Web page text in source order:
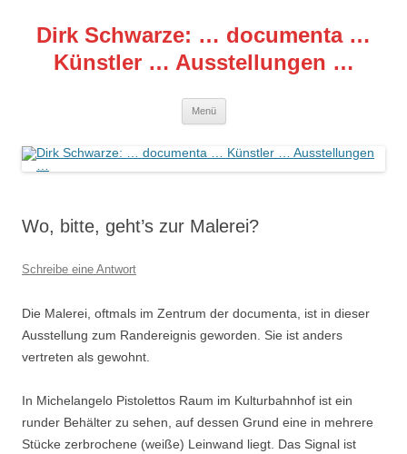
springen
Dirk Schwarze: … documenta …
Künstler … Ausstellungen …
Menü
Wo, bitte, geht’s zur Malerei?
Schreibe eine Antwort
Die Malerei, oftmals im Zentrum der documenta, ist in dieser
Ausstellung zum Randereignis geworden. Sie ist anders
vertreten als gewohnt.
In Michelangelo Pistolettos Raum im Kulturbahnhof ist ein
runder Behälter zu sehen, auf dessen Grund eine in mehrere
Stücke zerbrochene (weiße) Leinwand liegt. Das Signal ist